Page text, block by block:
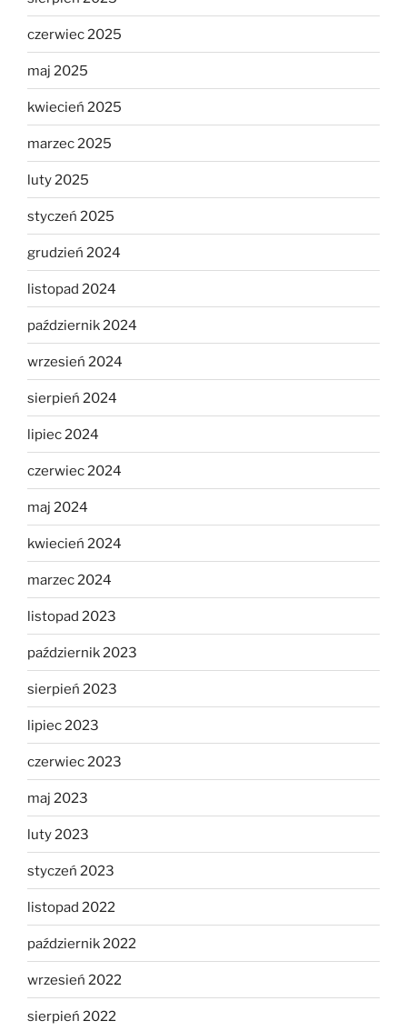
czerwiec 2025
maj 2025
kwiecień 2025
marzec 2025
luty 2025
styczeń 2025
grudzień 2024
listopad 2024
październik 2024
wrzesień 2024
sierpień 2024
lipiec 2024
czerwiec 2024
maj 2024
kwiecień 2024
marzec 2024
listopad 2023
październik 2023
sierpień 2023
lipiec 2023
czerwiec 2023
maj 2023
luty 2023
styczeń 2023
listopad 2022
październik 2022
wrzesień 2022
sierpień 2022